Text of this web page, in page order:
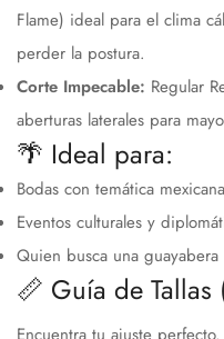
Agrega tu
con Meses
cantidad de
3 Paga mes a
débito u
Crédito
Flame) ideal para el clima
perder la postura.
Corte Impecable: Regular
aberturas laterales para
🌴 Ideal para:
Bodas con temática
Eventos culturales y
Quien busca una
📏 Guía de Tallas